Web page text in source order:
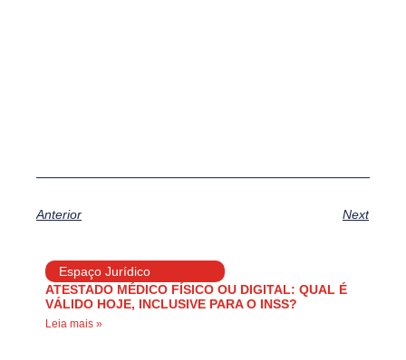
Anterior Next
Espaço Jurídico
ATESTADO MÉDICO FÍSICO OU DIGITAL: QUAL É
VÁLIDO HOJE, INCLUSIVE PARA O INSS?
Leia mais »